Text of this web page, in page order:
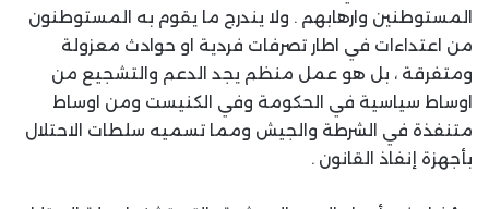
المستوطنين وارهابهم . ولا يندرج ما يقوم به المستوطنون
من اعتداءات في اطار تصرفات فردية او حوادث معزولة
ومتفرقة ، بل هو عمل منظم يجد الدعم والتشجيع من
اوساط سياسية في الحكومة وفي الكنيست ومن اوساط
متنفذة في الشرطة والجيش ومما تسميه سلطات الاحتلال
بأجهزة إنفاذ القانون .